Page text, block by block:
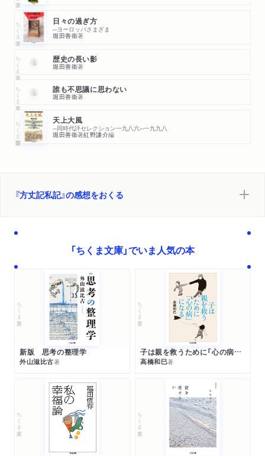
ちくま文庫 日々の過ぎ方
─ヨーロッパさまざま
堀田善衞著
ちくま文庫 歴史の長い影
堀田善衞著
ちくま文庫 誰も不思議に思わない
堀田善衞著
ちくま学芸文庫 天上大風
─同時代評セレクション一九八六─一九九八
堀田善衞著紅野謙介編
『方丈記私記』の感想をおくる
「ちくま文庫」でいま人気の本
ちくま文庫
新版 思考の整理学
外山滋比古著
ちくま文庫
子は親を救うために「心の病」になる
高橋和巳著
ちくま文庫 ちくま文庫